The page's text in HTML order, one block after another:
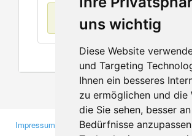
uns wichtig
Diese Website
und Targeting
Ihnen ein besseres
zu ermöglichen und die
die Sie sehen, besser
Bedürfnisse
Keine Einträge
Impressum